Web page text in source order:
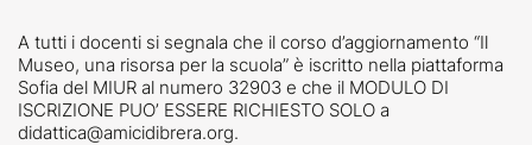
A tutti i docenti si segnala che il corso d’aggiornamento “Il
Museo, una risorsa per la scuola” è iscritto nella piattaforma
Sofia del MIUR al numero 32903 e che il MODULO DI
ISCRIZIONE PUO’ ESSERE RICHIESTO SOLO a
didattica@amicidibrera.org.